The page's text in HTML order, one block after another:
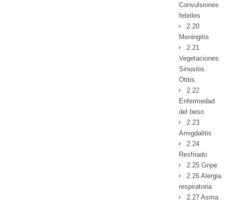
Convulsiones
febriles
2.20
Meningitis
2.21
Vegetaciones.
Sinusitis.
Otitis
2.22
Enfermedad
del beso
2.23
Amigdalitis
2.24
Resfriado
2.25 Gripe
2.26 Alergia
respiratoria
2.27 Asma